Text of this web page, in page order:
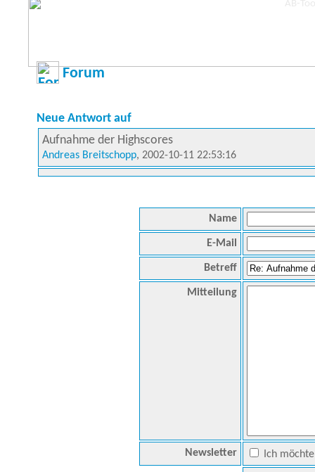
Forum
Neue Antwort auf
Aufnahme der Highscores
Andreas Breitschopp, 2002-10-11 22:53:16
Name
E-Mail
Betreff
Mitteilung
Newsletter Ich